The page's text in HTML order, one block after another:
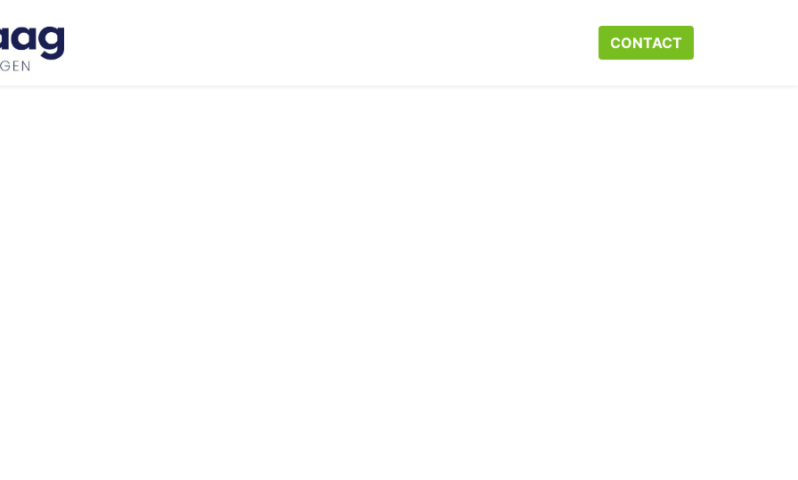
Neem contact op met ons Webshop
CONTACT​​​​